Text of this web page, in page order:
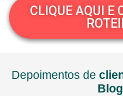
CLIQUE AQUI E
Depoimentos de